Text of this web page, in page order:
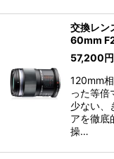
交換レ
60mm
57,200円
120mm
った等倍
少ない、
アを徹底
操…